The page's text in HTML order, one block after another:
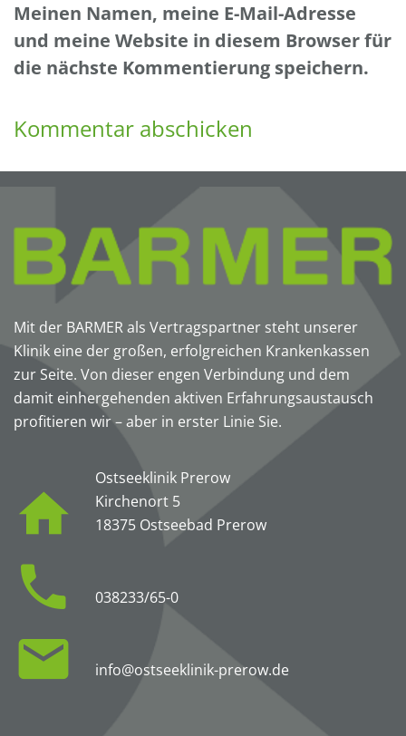
Meinen Namen, meine E-Mail-Adresse
und meine Website in diesem Browser für
die nächste Kommentierung speichern.
Mit der BARMER als Vertragspartner steht unserer
Klinik eine der großen, erfolgreichen Krankenkassen
zur Seite. Von dieser engen Verbindung und dem
damit einhergehenden aktiven Erfahrungsaustausch
profitieren wir – aber in erster Linie Sie.
Ostseeklinik Prerow
Kirchenort 5
18375 Ostseebad Prerow
038233/65-0
info@ostseeklinik-prerow.de